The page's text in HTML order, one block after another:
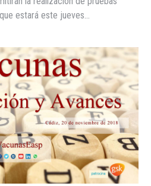
estará este jueves…